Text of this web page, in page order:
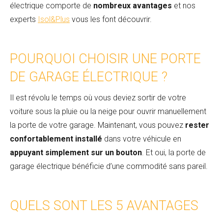
électrique comporte de nombreux avantages et nos
experts Isol&Plus vous les font découvrir.
POURQUOI CHOISIR UNE PORTE
DE GARAGE ÉLECTRIQUE ?
Il est révolu le temps où vous deviez sortir de votre
voiture sous la pluie ou la neige pour ouvrir manuellement
la porte de votre garage. Maintenant, vous pouvez rester
confortablement installé dans votre véhicule en
appuyant simplement sur un bouton. Et oui, la porte de
garage électrique bénéficie d’une commodité sans pareil.
QUELS SONT LES 5 AVANTAGES